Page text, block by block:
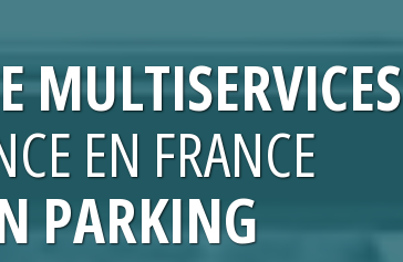
MULTISERVICES
EN FRANCE
PARKING